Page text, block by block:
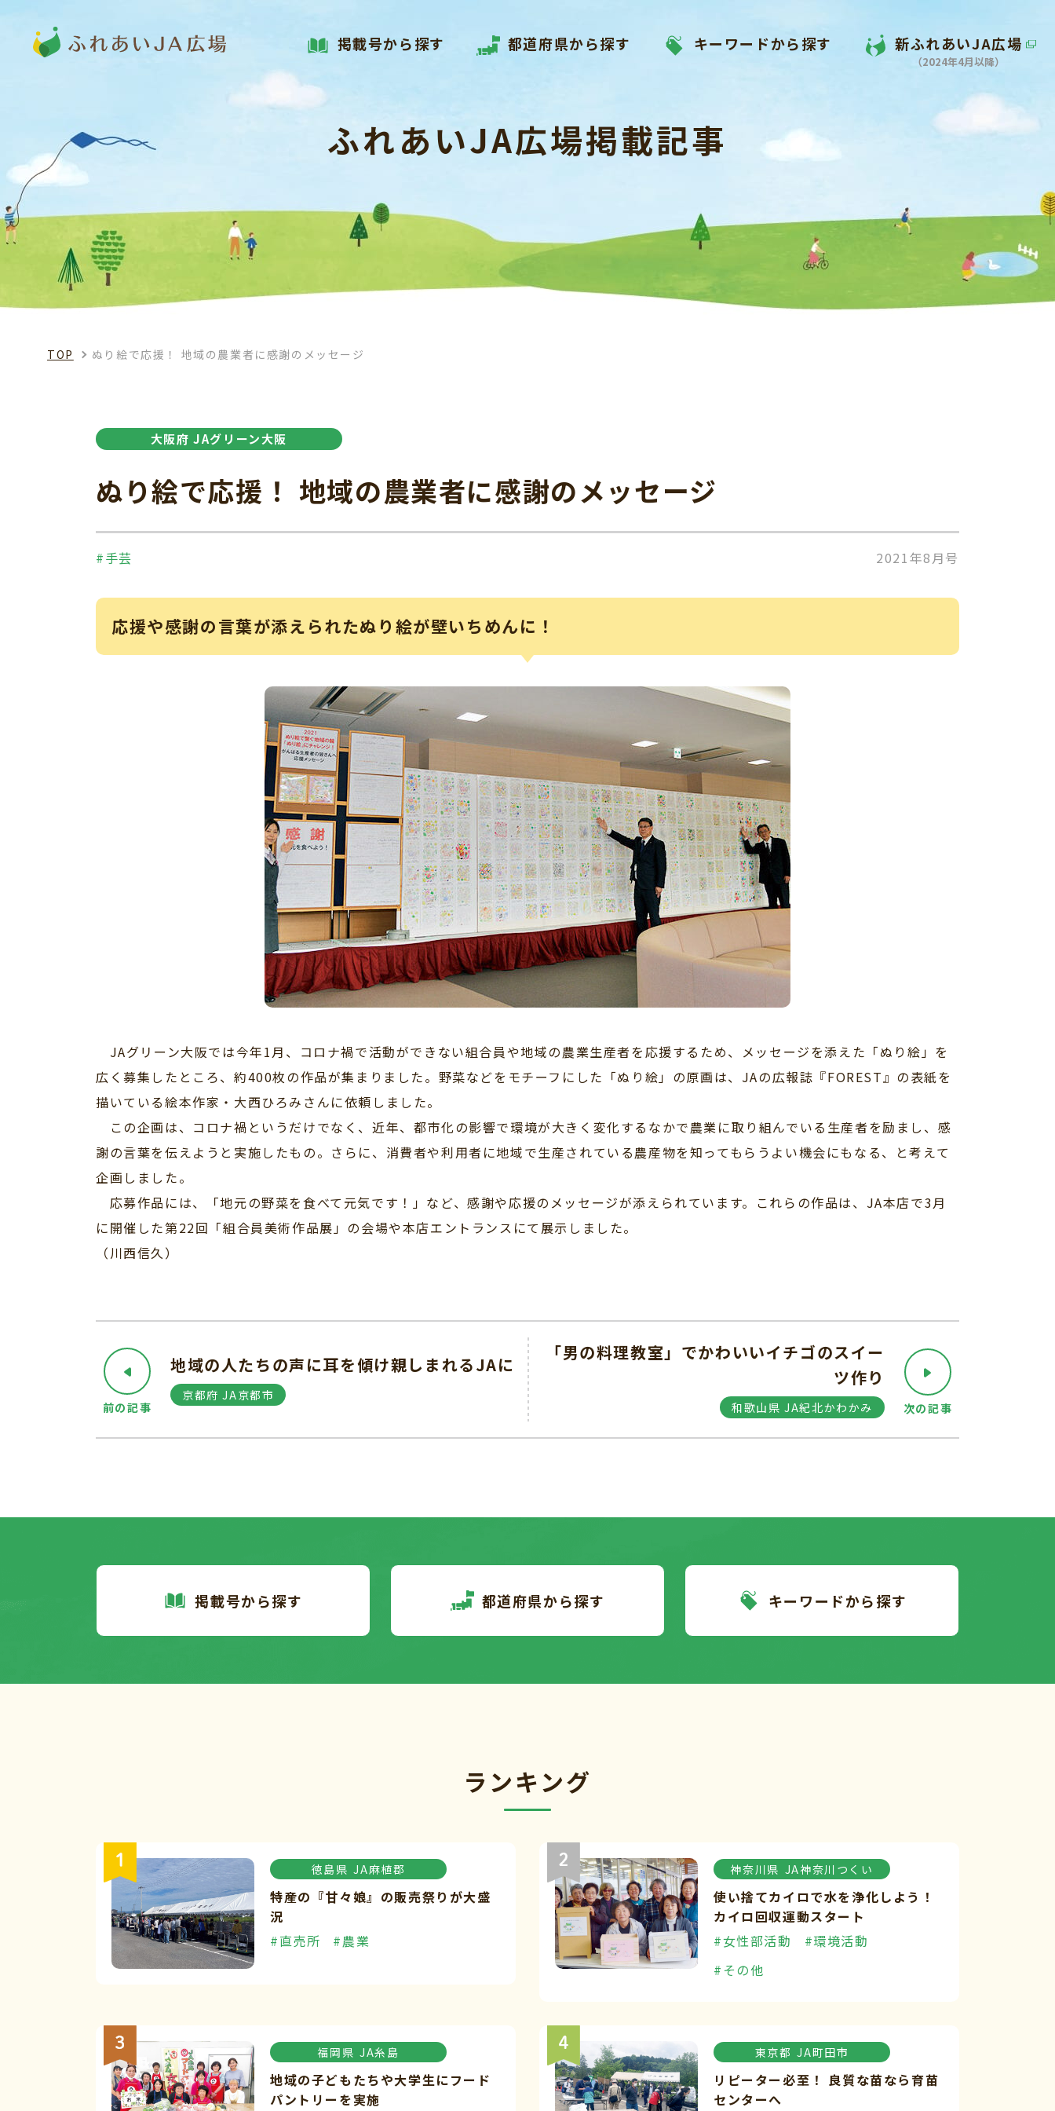
掲載号から探す 都道府県から探す キーワードから探す 新ふれあいJA広場
（2024年4月以降）
ふれあいJA広場掲載記事
TOP ぬり絵で応援！ 地域の農業者に感謝のメッセージ
大阪府 JAグリーン大阪
ぬり絵で応援！ 地域の農業者に感謝のメッセージ
#手芸 2021年8月号
応援や感謝の言葉が添えられたぬり絵が壁いちめんに！
JAグリーン大阪では今年1月、コロナ禍で活動ができない組合員や地域の農業生産者を応援するため、メッセージを添えた「ぬり絵」を
広く募集したところ、約400枚の作品が集まりました。野菜などをモチーフにした「ぬり絵」の原画は、JAの広報誌『FOREST』の表紙を
描いている絵本作家・大西ひろみさんに依頼しました。
この企画は、コロナ禍というだけでなく、近年、都市化の影響で環境が大きく変化するなかで農業に取り組んでいる生産者を励まし、感
謝の言葉を伝えようと実施したもの。さらに、消費者や利用者に地域で生産されている農産物を知ってもらうよい機会にもなる、と考えて
企画しました。
応募作品には、「地元の野菜を食べて元気です！」など、感謝や応援のメッセージが添えられています。これらの作品は、JA本店で3月
に開催した第22回「組合員美術作品展」の会場や本店エントランスにて展示しました。
（川西信久）
地域の人たちの声に耳を傾け親しまれるJAに
京都府 JA京都市
前の記事
「男の料理教室」でかわいいイチゴのスイー
ツ作り
和歌山県 JA紀北かわかみ 次の記事
掲載号から探す 都道府県から探す キーワードから探す
ランキング
徳島県 JA麻植郡
特産の『甘々娘』の販売祭りが大盛
況
#直売所
#農業
神奈川県 JA神奈川つくい
使い捨てカイロで水を浄化しよう！
カイロ回収運動スタート
#女性部活動
#環境活動
#その他
福岡県 JA糸島
地域の子どもたちや大学生にフード
パントリーを実施
東京都 JA町田市
リピーター必至！ 良質な苗なら育苗
センターへ